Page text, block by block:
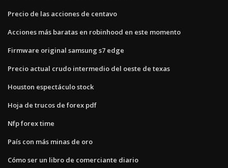
Precio de las acciones de centavo
Acciones más baratas en robinhood en este momento
Firmware original samsung s7 edge
Precio actual crudo intermedio del oeste de texas
Houston espectáculo stock
Hoja de trucos de forex pdf
Nfp forex time
País con más minas de oro
Cómo ser un libro de comerciante diario